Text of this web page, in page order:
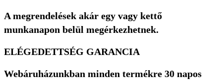
A megrendelések akár egy vagy kettő
munkanapon belül megérkezhetnek.
ELÉGEDETTSÉG GARANCIA
Webáruházunkban minden termékre 30 napos